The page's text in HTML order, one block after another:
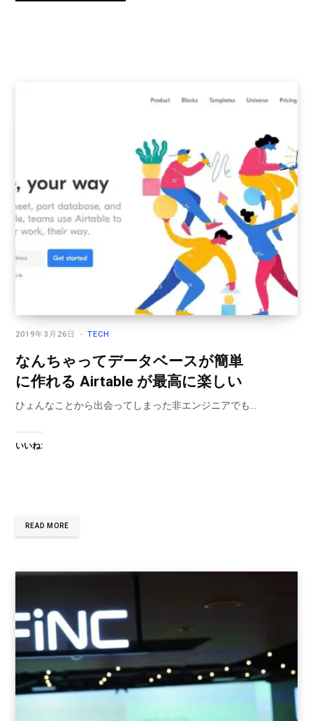
TECH
2019年3月26日
なんちゃってデータベースが簡単
に作れる Airtable が最高に楽しい
ひょんなことから出会ってしまった非エンジニアでも…
いいね:
READ MORE